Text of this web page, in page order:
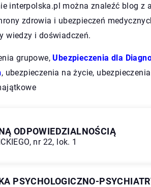
interpolska.pl można znaleźć blog z
zdrowia i ubezpieczeń
wiedzy i doświadczeń.
grupowe,Ubezpieczenia dla
, ubezpieczenia na życie,
ODPOWIEDZIALNOŚCIĄ
nr 22, lok. 1
PSYCHOLOGICZNO-